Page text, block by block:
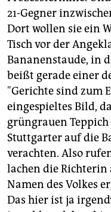
21-Gegner
Dort wollen sie ein
Tisch vor der
Bananenstaude, in
beißt gerade einer
"Gerichte sind zum
eingespieltes Bild,
grüngrauen
Stuttgarter auf die
verachten. Also
lachen die Richterin
Namen des Volkes
Das hier ist ja